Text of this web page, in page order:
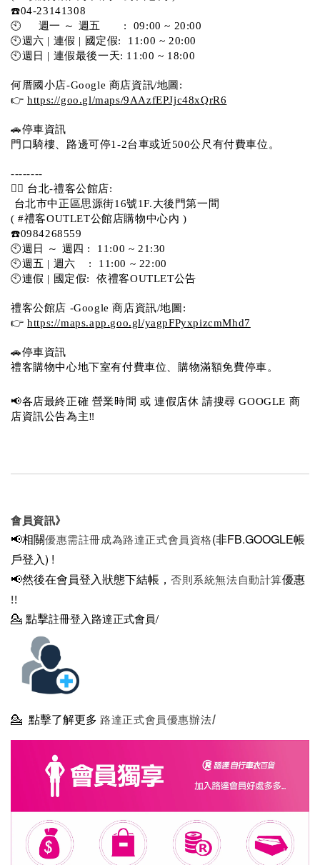
☎️04-23141308
🕙     週一 ～ 週五       :  09:00 ~ 20:00
🕙週六 | 連假 | 國定假:  11:00 ~ 20:00
🕙週日 | 連假最後一天: 11:00 ~ 18:00
何厝國小店-Google 商店資訊/地圖:
👉 https://goo.gl/maps/9AAzfEPJjc48xQrR6
🚗停車資訊
門口騎樓、路邊可停1-2台車或近500公尺有付費車位。
--------
💁‍♀️ 台北-禮客公館店:
台北市中正區思源街16號1F.大後門第一間
( #禮客OUTLET公館店購物中心內 )
☎️0984268559
🕙週日 ～ 週四 :  11:00 ~ 21:30
🕙週五 | 週六    :  11:00 ~ 22:00
🕙連假 | 國定假:  依禮客OUTLET公告
禮客公館店 -Google 商店資訊/地圖:
👉 https://maps.app.goo.gl/yagpFPyxpizcmMhd7
🚗停車資訊
禮客購物中心地下室有付費車位、購物滿額免費停車。
📢各店最終正確 營業時間 或 連假店休 請搜尋 GOOGLE 商
店資訊公告為主‼️
會員資訊》
📢相關優惠需註冊成為路達正式會員資格(非FB.GOOGLE帳
戶登入) !
📢然後在會員登入狀態下結帳， 否則系統無法自動計算優惠
!!
💁 點擊註冊登入路達正式會員/
💁 點擊了解更多 路達正式會員優惠辦法/